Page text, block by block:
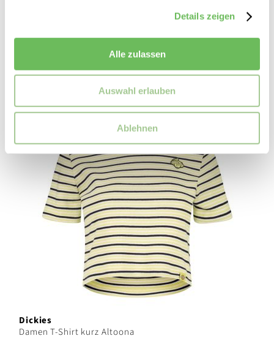
Details zeigen
Alle zulassen
Auswahl erlauben
Ablehnen
59,95 €
Dickies
Damen T-Shirt kurz Altoona